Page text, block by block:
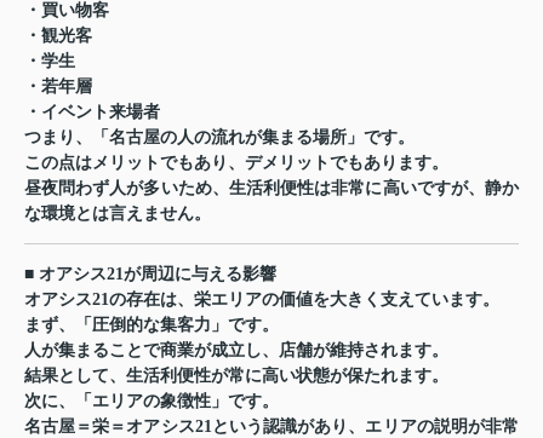
・買い物客
・観光客
・学生
・若年層
・イベント来場者
つまり、「名古屋の人の流れが集まる場所」です。
この点はメリットでもあり、デメリットでもあります。
昼夜問わず人が多いため、生活利便性は非常に高いですが、静か
な環境とは言えません。
■ オアシス21が周辺に与える影響
オアシス21の存在は、栄エリアの価値を大きく支えています。
まず、「圧倒的な集客力」です。
人が集まることで商業が成立し、店舗が維持されます。
結果として、生活利便性が常に高い状態が保たれます。
次に、「エリアの象徴性」です。
名古屋＝栄＝オアシス21という認識があり、エリアの説明が非常